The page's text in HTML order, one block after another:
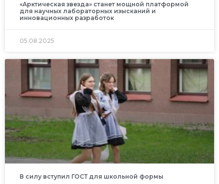
«Арктическая звезда» станет мощной платформой
для научных лабораторных изысканий и
инновационных разработок
05.08.2025
В силу вступил ГОСТ для школьной формы